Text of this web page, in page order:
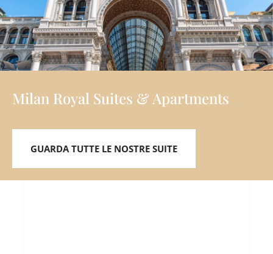
Milan Royal Suites & Apartments
GUARDA TUTTE LE NOSTRE SUITE